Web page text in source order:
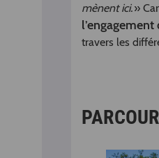
mènent ici.» Car
travers les